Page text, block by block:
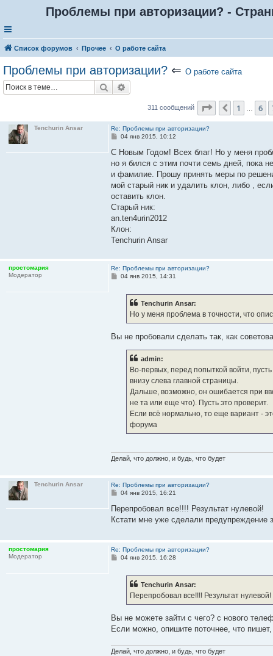
Проблемы при авторизации? -
Список форумов Прочее О работе сайта
Проблемы при авторизации? ⇐ О работе сайта
Поиск
311 сообщений Страница из
Пред.
1 6
Tenchurin Ansar
Re: Проблемы при авторизации?
С
о
щ
е
н
и
е
04 янв 2015, 10:12
С Новым Годом! Всех благ! Но у меня
но я бился с этим почти семь дней, пока
и фамилие. Прошу принять меры по
мой старый ник и удалить клон, либо ,
оставить клон.
Старый ник:
an.ten4urin2012
Клон:
Tenchurin Ansar
простомария
Модератор
Re: Проблемы при авторизации?
С
е
04 янв 2015, 14:31
Tenchurin Ansar:
Но у меня проблема в точности, что
Вы не пробовали сделать так, как
admin:
Во-первых, перед попыткой войти,
внизу слева главной страницы.
Дальше, возможно, он ошибается при
не та или еще что). Пусть это проверит.
Если всё нормально, то еще вариант -
форума
Делай, что должно, и будь, что будет
Tenchurin Ansar
Re: Проблемы при авторизации?
С
о
б
щ
е
04 янв 2015, 16:21
Перепробовал все!!!! Результат нулевой!
Кстати мне уже сделали предупреждение
простомария
Модератор
Re: Проблемы при авторизации?
С
е
04 янв 2015, 16:28
Tenchurin Ansar:
Перепробовал все!!!! Результат нулевой!
Вы не можете зайти с чего? с нового
Если можно, опишите поточнее, что
Делай, что должно, и будь, что будет